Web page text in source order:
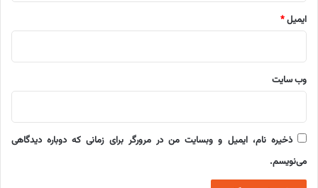
ایمیل*
وب‌ سایت
ذخیره نام، ایمیل و وبسایت من در مرورگر برای زمانی که دوباره دیدگاهی
می‌نویسم.